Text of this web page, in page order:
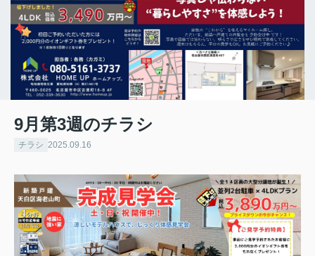
9月第3週のチラシ
チラシ 2025.09.16